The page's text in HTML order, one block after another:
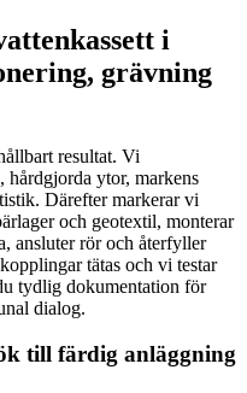
i
grävning
resultat. Vi
ytor, markens
Därefter markerar vi
och geotextil, monterar
ansluter rör och återfyller
tätas och vi testar
tydlig dokumentation för
dialog.
till färdig anläggning